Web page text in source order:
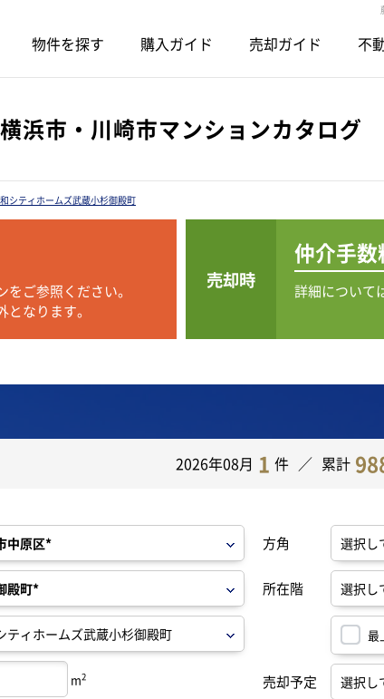
物件を探す 購入ガイド 売却ガイド 不
横浜市・川崎市マンションカタログ
シティホームズ武蔵小杉御殿町
ご参照ください。
なります。
売却時
仲介手数
詳細について
2026年08月 1 件 累計
m2
方角
所在階
最
売却予定